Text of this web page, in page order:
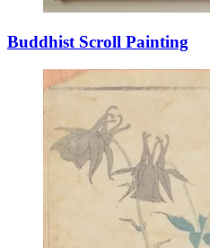
Buddhist Scroll Painting